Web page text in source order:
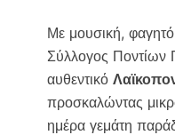
Με μουσική, φαγητό
Σύλλογος Ποντίων
αυθεντικό
προσκαλώντας
ημέρα γεμάτη